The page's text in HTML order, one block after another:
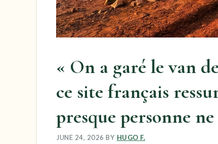
« On a garé le van
ce site français
presque personne
JUNE 24, 2026 BY HUGO F.